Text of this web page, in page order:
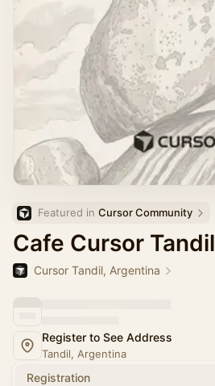
Featured in Cursor Community
Cafe Cursor Tandil
Cursor Tandil, Argentina
Register to See Address
Tandil, Argentina
Registration